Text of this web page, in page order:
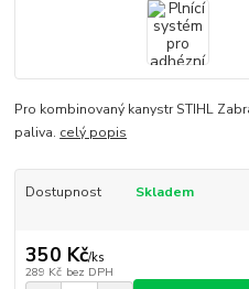
Pro kombinovaný kanystr STIHL
paliva. celý popis
Dostupnost Skladem
350 Kč/ks
289 Kč bez DPH